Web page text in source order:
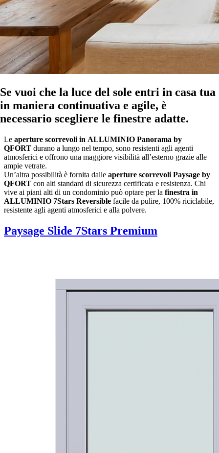
Se vuoi che la luce del sole entri in casa tua
in maniera continuativa e agile, è
necessario scegliere le finestre adatte.
Le aperture scorrevoli in ALLUMINIO Panorama by
QFORT durano a lungo nel tempo, sono resistenti agli agenti
atmosferici e offrono una maggiore visibilità all’esterno grazie alle
ampie vetrate.
Un’altra possibilità è fornita dalle aperture scorrevoli Paysage by
QFORT con alti standard di sicurezza certificata e resistenza. Chi
vive ai piani alti di un condominio può optare per la finestra in
ALLUMINIO 7Stars Reversible facile da pulire, 100% riciclabile,
resistente agli agenti atmosferici e alla polvere.
Paysage Slide 7Stars Premium